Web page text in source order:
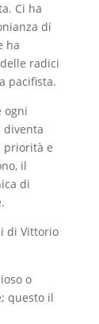
Ci ha
di
ha
radici
pacifista.
ogni
diventa
priorità e
il
di
di Vittorio
o
questo il